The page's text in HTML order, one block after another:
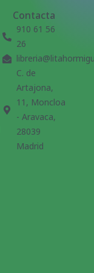
Contacta
910 61 56
26
C. de
Artajona,
11, Moncloa
- Aravaca,
28039
Madrid